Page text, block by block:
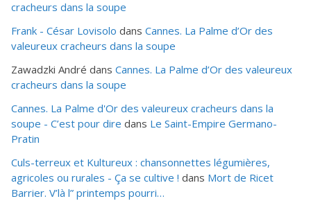
cracheurs dans la soupe
Frank - César Lovisolo dans Cannes. La Palme d’Or des
valeureux cracheurs dans la soupe
Zawadzki André dans Cannes. La Palme d’Or des valeureux
cracheurs dans la soupe
Cannes. La Palme d'Or des valeureux cracheurs dans la
soupe - C’est pour dire dans Le Saint-Empire Germano-
Pratin
Culs-terreux et Kultureux : chansonnettes légumières,
agricoles ou rurales - Ça se cultive ! dans Mort de Ricet
Barrier. V’là l” printemps pourri…